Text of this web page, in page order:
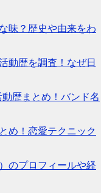
味？歴史や由来をわ
動歴を調査！なぜ日
歴まとめ！バンド名
め！恋愛テクニック
のプロフィールや経